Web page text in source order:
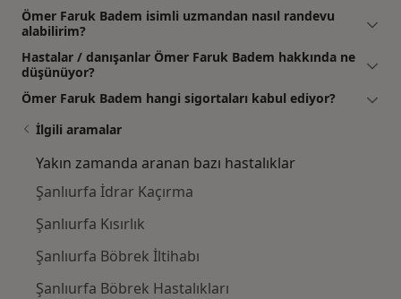
Ömer Faruk Badem isimli uzmandan nasıl randevu
alabilirim?
Hastalar / danışanlar Ömer Faruk Badem hakkında ne
düşünüyor?
Ömer Faruk Badem hangi sigortaları kabul ediyor?
İlgili aramalar
Yakın zamanda aranan bazı hastalıklar
Şanlıurfa İdrar Kaçırma
Şanlıurfa Kısırlık
Şanlıurfa Böbrek İltihabı
Şanlıurfa Böbrek Hastalıkları